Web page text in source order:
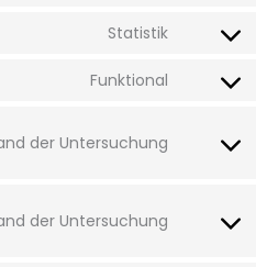
Statistik
Funktional
der Untersuchung
der Untersuchung